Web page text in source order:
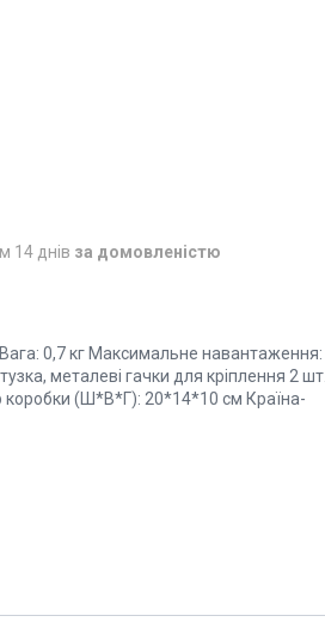
14 днів за домовленістю
0,7 кг Максимальне навантаження:
металеві гачки для кріплення 2 шт.
коробки (Ш*В*Г): 20*14*10 см Країна-